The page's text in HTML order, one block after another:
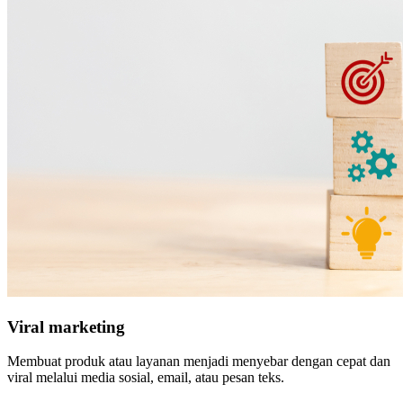
Viral marketing
Membuat produk atau layanan menjadi menyebar dengan cepat dan
viral melalui media sosial, email, atau pesan teks.